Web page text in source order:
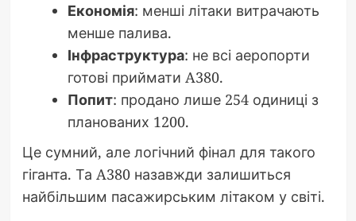
Економія: менші літаки витрачають
менше палива.
Інфраструктура: не всі аеропорти
готові приймати A380.
Попит: продано лише 254 одиниці з
планованих 1200.
Це сумний, але логічний фінал для такого
гіганта. Та A380 назавжди залишиться
найбільшим пасажирським літаком у світі.